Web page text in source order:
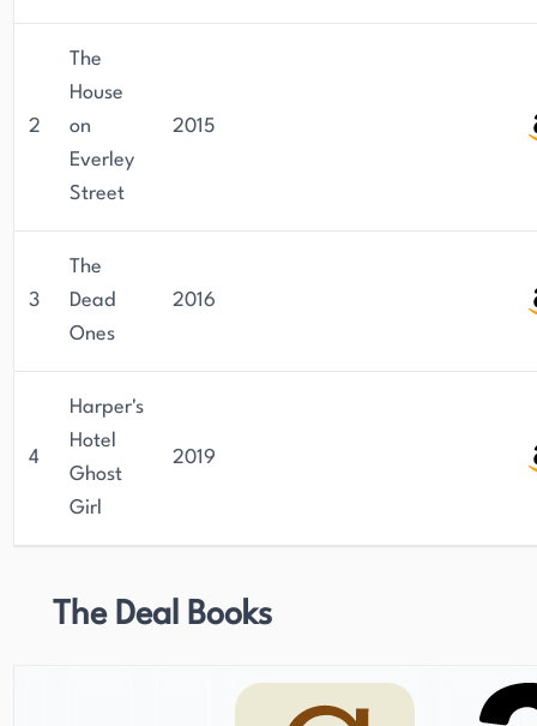
2
The
House
on
Everley
Street
2015
3
The
Dead
Ones
2016
4
Harper's
Hotel
Ghost
Girl
2019
The Deal Books